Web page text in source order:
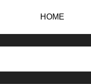
HOME